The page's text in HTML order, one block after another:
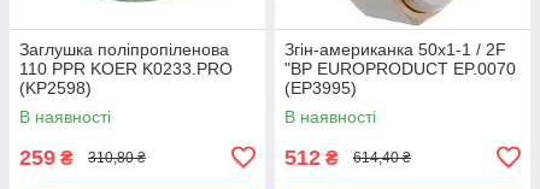
Заглушка поліпропіленова
110 PPR KOER K0233.PRO
(KP2598)
В наявності
259 ₴ 310,80 ₴
Згін-американка 50x1-1 / 2F
"ВР EUROPRODUCT EP.0070
(EP3995)
В наявності
512 ₴ 614,40 ₴